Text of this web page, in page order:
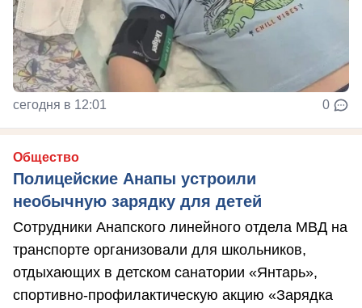
сегодня в 12:01 0
Общество
Полицейские Анапы устроили
необычную зарядку для детей
Сотрудники Анапского линейного отдела МВД на
транспорте организовали для школьников,
отдыхающих в детском санатории «Янтарь»,
спортивно-профилактическую акцию «Зарядка